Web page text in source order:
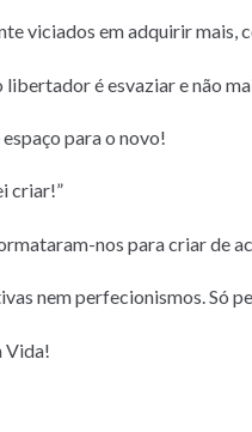
viciados em adquirir mais,
libertador é esvaziar e não
para o novo!
criar!”
nos para criar de
nem perfecionismos. Só
Vida!